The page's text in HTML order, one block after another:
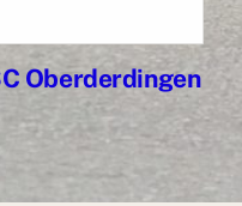
Oberderdingen